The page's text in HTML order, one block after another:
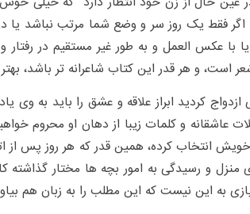
فقط یک روز سر و وضع شما مرتب نباشد یا
عکس العمل و به طور غیر مستقیم در رفتار
است،‌ و هر قدر این کتاب شاعرانه تر باشد،
کردید ابراز علاقه و عشق را باید به وی
عاشقانه و کلمات زیبا از دهان او محروم
انتخاب کرده، همین قدر که هر روز پس از
منزل و رسیدگی به امور بچه ها مختار گذاشته
به این نیست که این مطلب را به زبان هم